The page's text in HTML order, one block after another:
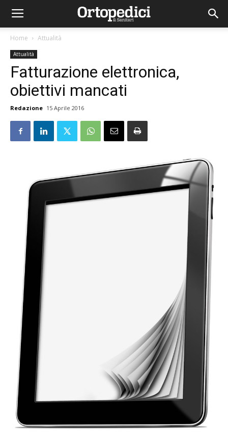
Home Attualità
Attualità
Fatturazione elettronica,
obiettivi mancati
Redazione 15 Aprile 2016